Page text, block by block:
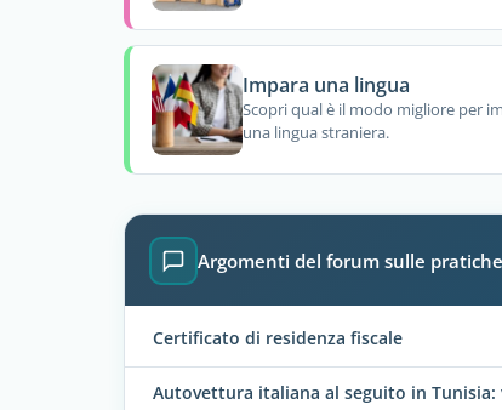
Impara una lingua
Scopri qual è il modo migliore per
una lingua straniera.
Argomenti del forum sulle
Certificato di residenza fiscale
Autovettura italiana al seguito in Tunisia: